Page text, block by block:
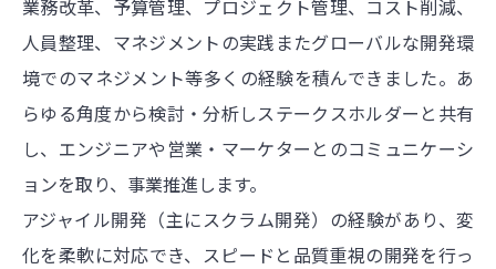
業務改革、予算管理、プロジェクト管理、コスト削減、
人員整理、マネジメントの実践またグローバルな開発環
境でのマネジメント等多くの経験を積んできました。あ
らゆる角度から検討・分析しステークスホルダーと共有
し、エンジニアや営業・マーケターとのコミュニケーシ
ョンを取り、事業推進します。
アジャイル開発（主にスクラム開発）の経験があり、変
化を柔軟に対応でき、スピードと品質重視の開発を行っ